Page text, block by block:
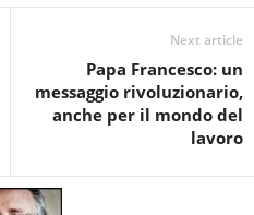
Next article
Papa Francesco: un
messaggio rivoluzionario,
anche per il mondo del
lavoro